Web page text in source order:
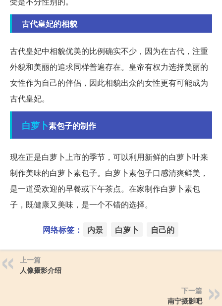
古代皇妃的相貌
古代皇妃中相貌优美的比例确实不少，因为在古代，注重
外貌和美丽的追求同样普遍存在。皇帝有权力选择美丽的
女性作为自己的伴侣，因此相貌出众的女性更有可能成为
古代皇妃。
白萝卜素包子的制作
现在正是白萝卜上市的季节，可以利用新鲜的白萝卜叶来
制作美味的白萝卜素包子。白萝卜素包子口感清爽鲜美，
是一道受欢迎的早餐或下午茶点。在家制作白萝卜素包
子，既健康又美味，是一个不错的选择。
网络标签： 内景 白萝卜 自己的
上一篇
人像摄影介绍
下一篇
南宁摄影吧